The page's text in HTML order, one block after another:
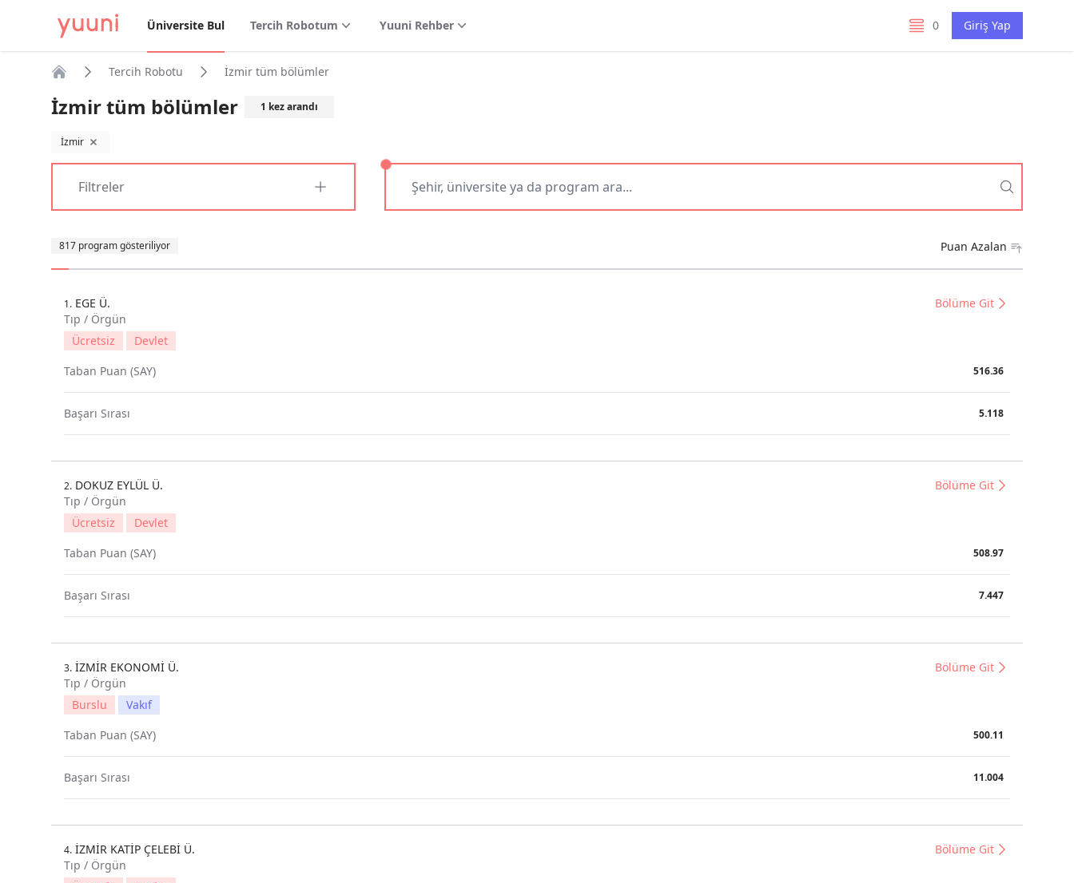
Üniversite Bul Tercih Robotum Yuuni Rehber 0
listelerim Giriş Yap
Tercih Robotu İzmir tüm bölümler
İzmir tüm bölümler 1 kez arandı
İzmir filtreyi kaldır
Filtreler
817 program gösteriliyor Puan Azalan
1. EGE Ü.
Tıp / Örgün
Bölüme Git
Ücretsiz
Devlet
Taban Puan (SAY)
516.36
Başarı Sırası 5.118
2. DOKUZ EYLÜL Ü.
Tıp / Örgün
Bölüme Git
Ücretsiz
Devlet
Taban Puan (SAY)
508.97
Başarı Sırası 7.447
3. İZMİR EKONOMİ Ü.
Tıp / Örgün
Bölüme Git
Burslu
Vakıf
Taban Puan (SAY)
500.11
Başarı Sırası 11.004
4. İZMİR KATİP ÇELEBİ Ü.
Tıp / Örgün
Bölüme Git